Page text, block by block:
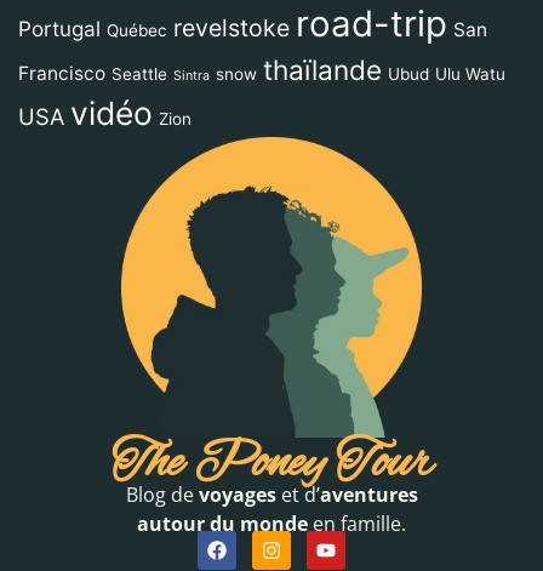
Portugal Québec revelstoke road-trip San
Francisco Seattle Sintra snow thaïlande Ubud Ulu Watu
USA vidéo Zion
The Poney Tour
Blog devoyageset d’aventures
autour du monde en famille.